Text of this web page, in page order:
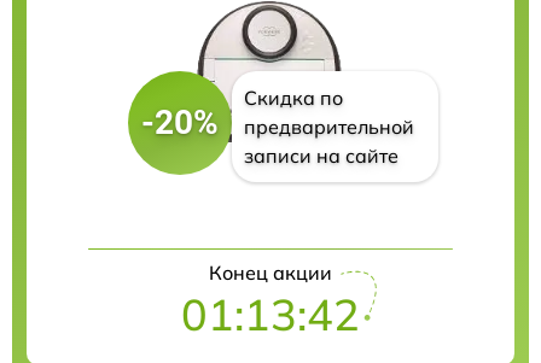
-20%
Скидка по
предварительной
записи на сайте
Конец акции
01:13:42